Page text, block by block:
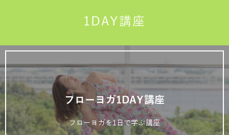
1DAY講座
フローヨガ1DAY講座
フローヨガを1日で学ぶ講座